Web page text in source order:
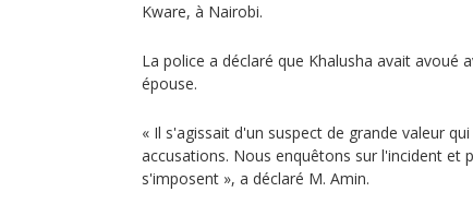
Kware, à Nairobi.
La police a déclaré que Khalusha avait avoué
épouse.
« Il s'agissait d'un suspect de grande valeur
accusations. Nous enquêtons sur l'incident et
s'imposent », a déclaré M. Amin.